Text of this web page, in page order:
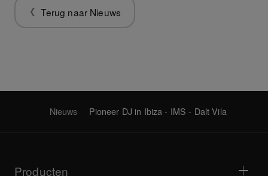
Terug naar Nieuws
Nieuws Pioneer DJ in Ibiza - IMS - Dalt Vila
Producten